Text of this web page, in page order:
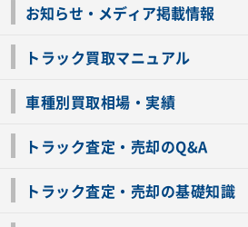
お知らせ・メディア掲載情報
トラック買取マニュアル
車種別買取相場・実績
トラック査定・売却のQ&A
トラック査定・売却の基礎知識